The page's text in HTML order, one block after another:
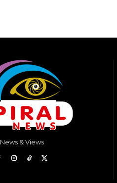
News & Views